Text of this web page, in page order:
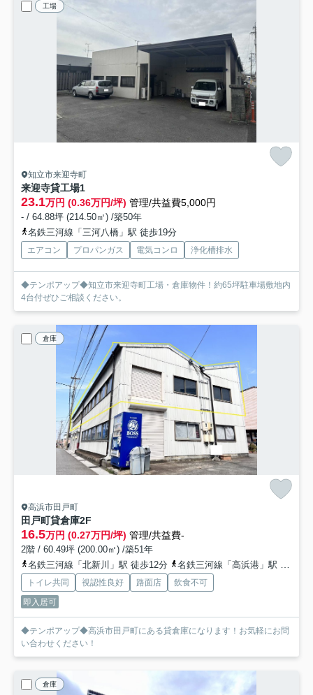
工場
知立市来迎寺町
来迎寺貸工場1
23.1万円 (0.36万円/坪) 管理/共益費5,000円
- / 64.88坪 (214.50㎡) /築50年
名鉄三河線「三河八橋」駅 徒歩19分
エアコン プロパンガス 電気コンロ 浄化槽排水
◆テンポアップ◆知立市来迎寺町工場・倉庫物件！約65坪駐車場敷地内
4台付ぜひご相談ください。
倉庫
高浜市田戸町
田戸町貸倉庫2F
16.5万円 (0.27万円/坪) 管理/共益費-
2階 / 60.49坪 (200.00㎡) /築51年
名鉄三河線「北新川」駅 徒歩12分
名鉄三河線「高浜港」駅 徒歩18分
トイレ共同 視認性良好 路面店
飲食不可
即入居可
◆テンポアップ◆高浜市田戸町にある貸倉庫になります！お気軽にお問
い合わせください！
倉庫